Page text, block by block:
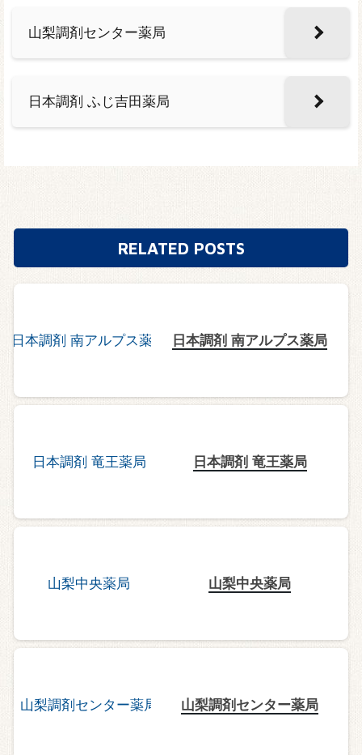
山梨調剤センター薬局
日本調剤 ふじ吉田薬局
RELATED POSTS
日本調剤 南アルプス薬局
日本調剤 竜王薬局
山梨中央薬局
山梨調剤センター薬局